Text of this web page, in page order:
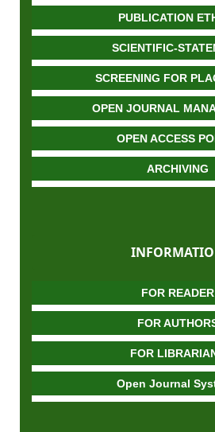
PUBLICATION
SCIENTIFIC-
SCREENING FOR
OPEN JOURNAL
OPEN ACCESS
ARCHIVING
FOR READER
FOR
FOR
Open Journal